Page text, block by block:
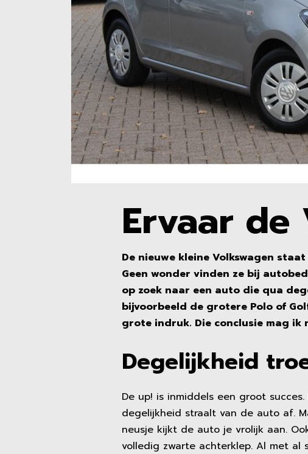
Ervaar de
De nieuwe kleine Volkswagen
Geen wonder vinden ze bij
op zoek naar een auto die qua
bijvoorbeeld de grotere Polo of
grote indruk. Die conclusie mag
Degelijkheid
De up! is inmiddels een groot
degelijkheid straalt van de auto af.
neusje kijkt de auto je vrolijk aan.
volledig zwarte achterklep. Al met